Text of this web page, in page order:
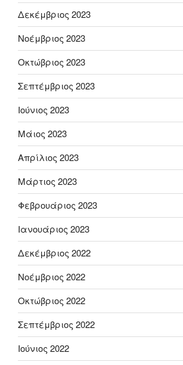
Δεκέμβριος 2023
Νοέμβριος 2023
Οκτώβριος 2023
Σεπτέμβριος 2023
Ιούνιος 2023
Μάιος 2023
Απρίλιος 2023
Μάρτιος 2023
Φεβρουάριος 2023
Ιανουάριος 2023
Δεκέμβριος 2022
Νοέμβριος 2022
Οκτώβριος 2022
Σεπτέμβριος 2022
Ιούνιος 2022